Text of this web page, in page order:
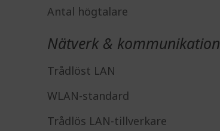
Antal högtalare
Nätverk & kommunikation
Trådlöst LAN
WLAN-standard
Trådlös LAN-tillverkare